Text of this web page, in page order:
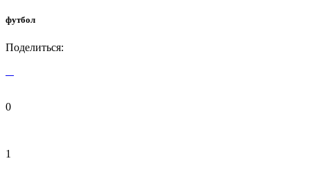
футбол
Поделиться:
0
1